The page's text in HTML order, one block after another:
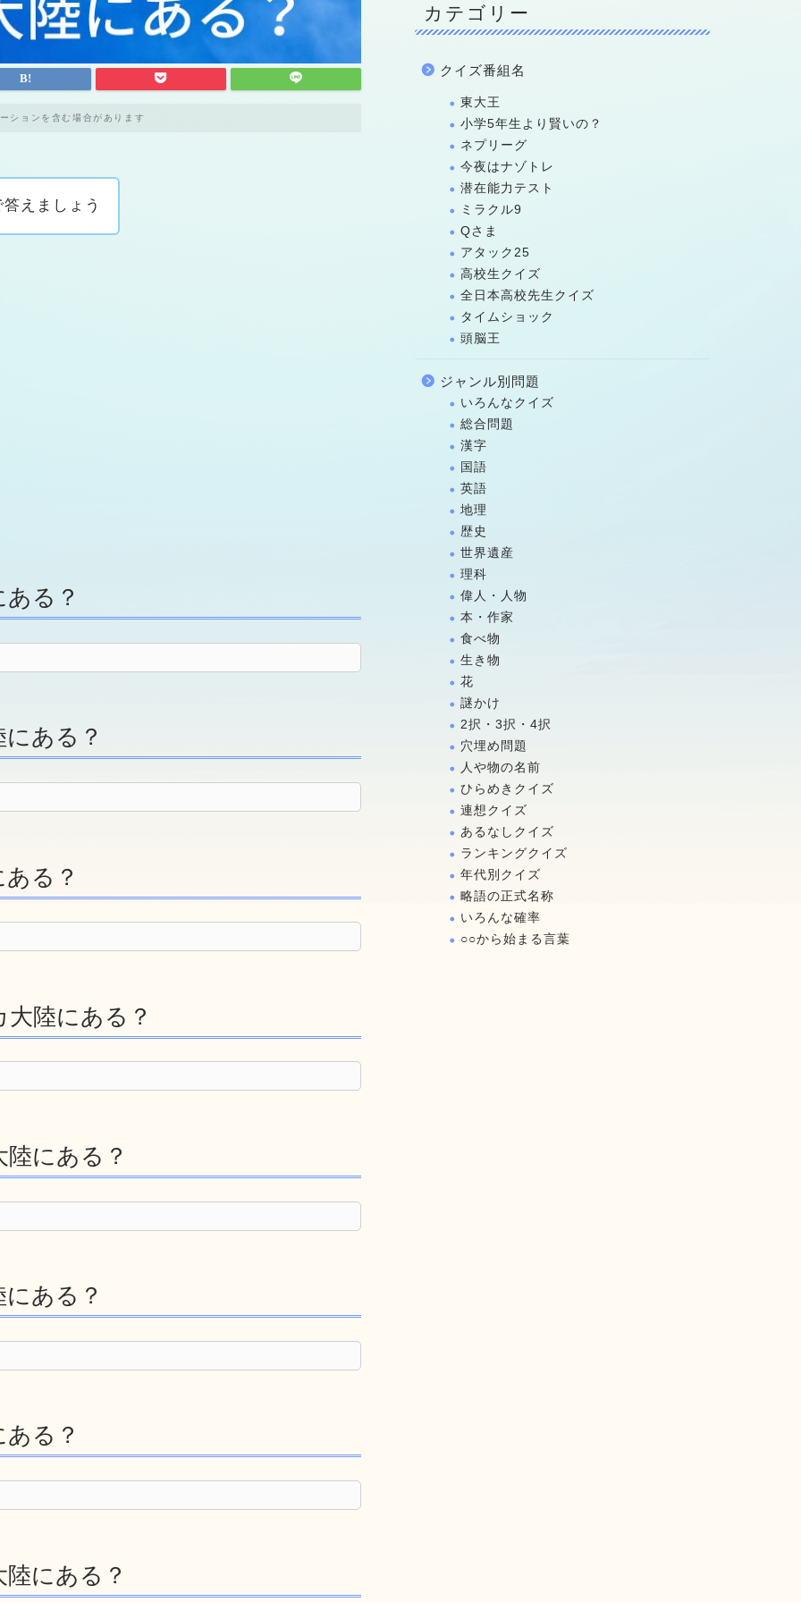
ションを含む場合があります
えましょう
る？
ある？
る？
陸にある？
にある？
ある？
る？
にある？
カテゴリー
クイズ番組名
東大王
小学5年生より賢いの？
ネプリーグ
今夜はナゾトレ
潜在能力テスト
ミラクル9
Qさま
アタック25
高校生クイズ
全日本高校先生クイズ
タイムショック
頭脳王
ジャンル別問題
いろんなクイズ
総合問題
漢字
国語
英語
地理
歴史
世界遺産
理科
偉人・人物
本・作家
食べ物
生き物
花
謎かけ
2択・3択・4択
穴埋め問題
人や物の名前
ひらめきクイズ
連想クイズ
あるなしクイズ
ランキングクイズ
年代別クイズ
略語の正式名称
いろんな確率
○○から始まる言葉